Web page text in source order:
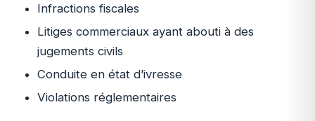
Infractions fiscales
Litiges commerciaux ayant abouti à des
jugements civils
Conduite en état d’ivresse
Violations réglementaires